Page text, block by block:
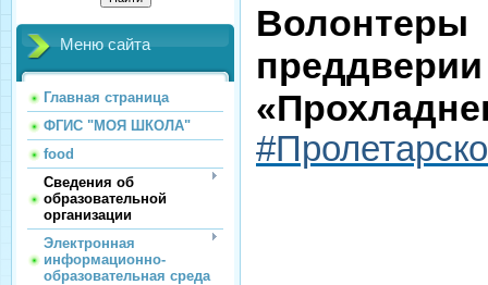
Меню сайта
Главная страница
ФГИС "МОЯ ШКОЛА"
food
Сведения об
образовательной
организации
Электронная
информационно-
образовательная среда